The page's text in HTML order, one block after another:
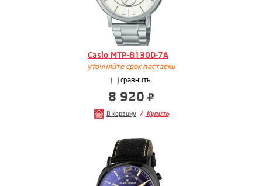
Casio MTP-B130D-7A
уточняйте срок поставки
сравнить
8 920
В корзину Купить